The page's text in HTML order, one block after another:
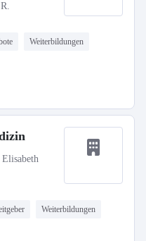
Weiterbildungen
Weiterbildungen